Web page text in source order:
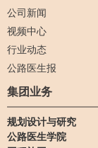
公司新闻
视频中心
行业动态
公路医生报
集团业务
规划设计与研究
公路医生学院